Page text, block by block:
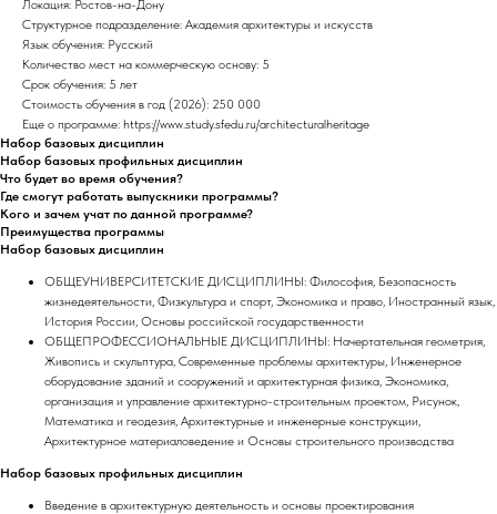
Локация: Ростов-на-Дону
Структурное подразделение: Академия архитектуры и искусств
Язык обучения: Русский
Количество мест на коммерческую основу: 5
Срок обучения: 5 лет
Стоимость обучения в год (2026): 250 000
Еще о программе: https://www.study.sfedu.ru/architecturalheritage
Набор базовых дисциплин
Набор базовых профильных дисциплин
Что будет во время обучения?
Где смогут работать выпускники программы?
Кого и зачем учат по данной программе?
Преимущества программы
Набор базовых дисциплин
ОБЩЕУНИВЕРСИТЕТСКИЕ ДИСЦИПЛИНЫ: Философия, Безопасность
жизнедеятельности, Физкультура и спорт, Экономика и право, Иностранный язык,
История России, Основы российской государственности
ОБЩЕПРОФЕССИОНАЛЬНЫЕ ДИСЦИПЛИНЫ: Начертательная геометрия,
Живопись и скульптура, Современные проблемы архитектуры, Инженерное
оборудование зданий и сооружений и архитектурная физика, Экономика,
организация и управление архитектурно-строительным проектом, Рисунок,
Математика и геодезия, Архитектурные и инженерные конструкции,
Архитектурное материаловедение и Основы строительного производства
Набор базовых профильных дисциплин
Введение в архитектурную деятельность и основы проектирования